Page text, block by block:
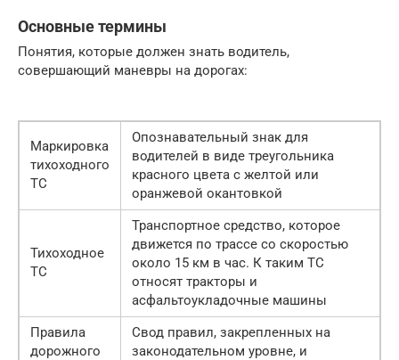
Основные термины
Понятия, которые должен знать водитель,
совершающий маневры на дорогах:
Маркировка
тихоходного
ТС
Опознавательный знак для
водителей в виде треугольника
красного цвета с желтой или
оранжевой окантовкой
Тихоходное
ТС
Транспортное средство, которое
движется по трассе со скоростью
около 15 км в час. К таким ТС
относят тракторы и
асфальтоукладочные машины
Правила
дорожного
Свод правил, закрепленных на
законодательном уровне, и